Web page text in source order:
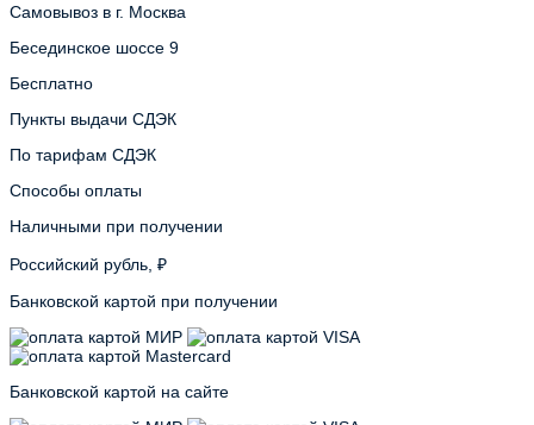
Самовывоз в г. Москва
Бесединское шоссе 9
Бесплатно
Пункты выдачи СДЭК
По тарифам СДЭК
Способы оплаты
Наличными при получении
Российский рубль, ₽
Банковской картой при получении
Банковской картой на сайте